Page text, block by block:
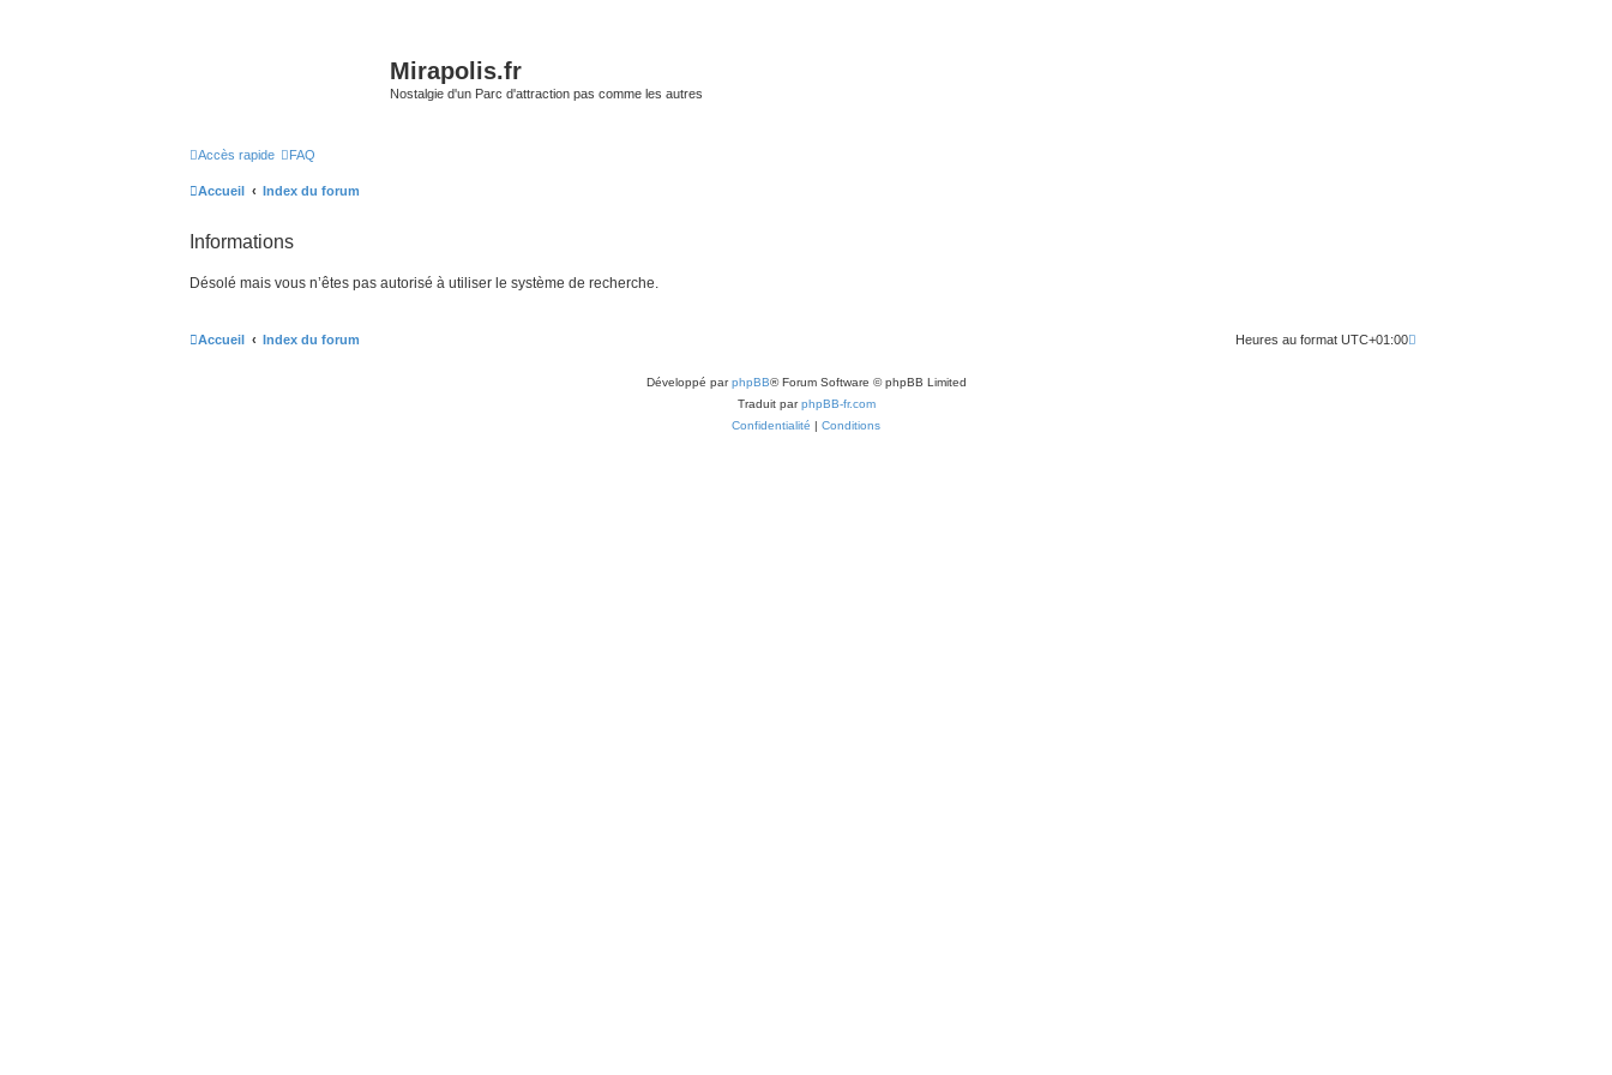
Mirapolis.fr
Nostalgie d'un Parc d'attraction pas comme les autres
Accès rapide FAQ
Accueil Index du forum
Informations
Désolé mais vous n’êtes pas autorisé à utiliser le système de recherche.
Accueil Index du forum Heures au format UTC+01:00
Développé parphpBB® Forum Software © phpBB Limited
Traduit parphpBB-fr.com
Confidentialité | Conditions